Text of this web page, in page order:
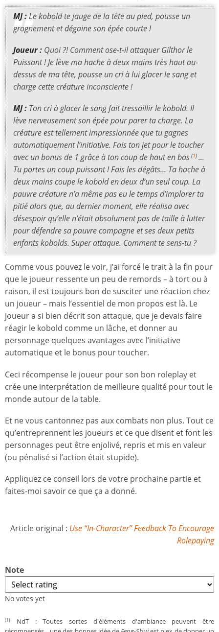
MJ :Le kobold te jauge de la tête au pied, pousse un
grognement et dégaine son épée courte !
Joueur : Quoi ?! Comment ose-t-il attaquer Gilthor le
Puissant ! Je lève ma hache à deux mains très haut au-
dessus de ma tête, pousse un cri à lui glacer le sang et
charge cette créature inconsciente !
MJ : Ton cri à glacer le sang fait tressaillir le kobold. Il
lève nerveusement son épée pour parer ta charge. La
créature est tellement impressionnée que tu gagnes
automatiquement l’initiative. Fais ton jet pour le toucher
avec un bonus de 1 grâce à ton coup de haut en bas (1) ...
Tu portes un coup puissant ! Fais les dégâts... Ta hache à
deux mains coupe le kobold en deux d’un seul coup. La
pauvre créature n’a même pas eu le temps d’implorer ta
pitié alors que, au dernier moment, elle réalisa avec
désespoir qu’elle n’était absolument pas de taille à lutter
pour défendre sa pauvre compagne et ses deux petits
enfants kobolds. Super attaque. Comment te sens-tu ?
Comme vous pouvez le voir, j’ai forcé le trait à la fin pour
que le joueur ressente un peu de remords – à tort ou à
raison, il est toujours bon de susciter une réaction chez
un joueur – mais l’essentiel de mon propos est là. Le
joueur a si bien décrit son attaque, que je devais faire
réagir le kobold comme un lâche, et donner au
personnage quelques avantages avec l’initiative
automatique et le bonus pour toucher.
Ceci récompense le joueur pour son bon roleplay et
crée une interprétation de meilleure qualité pour tout le
monde autour de la table.
Et ne vous cantonnez pas aux combats non plus. Tout ce
qu’entreprennent les joueurs et ce que disent et font les
personnages peut être enjolivé, repris et mis en valeur
(ou pénalisé si l’action était stupide).
Appliquez ce conseil lors de votre prochaine partie et
faites-moi savoir ce que ça a donné.
Article original : Use “In-Character” Feedback To Encourage
Rolepaying
Note
No votes yet
(1)
NdT : Toutes sortes d'éléments d'ambiance peuvent être